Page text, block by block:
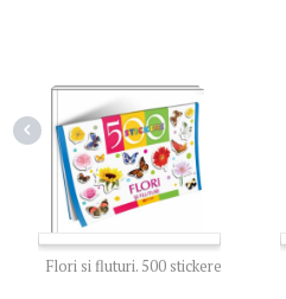
Flori si fluturi. 500 stickere